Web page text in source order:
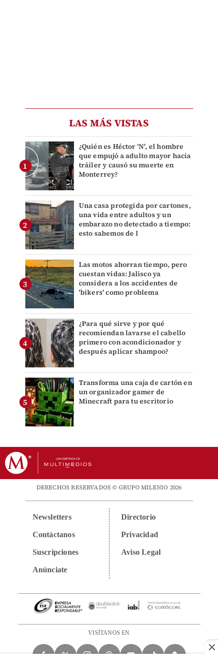
LAS MÁS VISTAS
¿Quién es Héctor 'N', el hombre
que empujó a adulto mayor hacia
tráiler y causó su muerte en
Monterrey?
Una casa protegida por cartones,
una vida entre adultos y un
embarazo no detectado a tiempo:
esto sabemos de l
Las motos ahorran tiempo, pero
cuestan vidas: Jalisco ya
considera a los accidentes de
'bikers' como problema
¿Para qué sirve y por qué
recomiendan lavarse el cabello
primero con acondicionador y
después aplicar shampoo?
Transforma una caja de cartón en
un organizador gamer de
Minecraft para tu escritorio
DERECHOS RESERVADOS © GRUPO MILENIO 2026
Newsletters
Contáctanos
Suscripciones
Anúnciate
Directorio
Privacidad
Aviso Legal
VISÍTANOS EN